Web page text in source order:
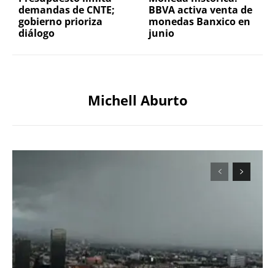
demandas de CNTE;
gobierno prioriza
diálogo
BBVA activa venta de
monedas Banxico en
junio
Michell Aburto